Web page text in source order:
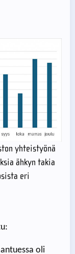
yhteistyönä
ähkyn takia
eri
oli